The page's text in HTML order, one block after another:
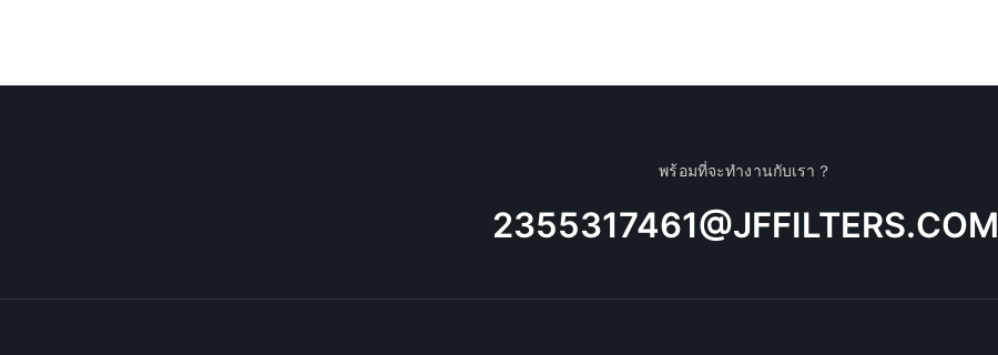
พร้อมที่จะทำงานกับเรา？
2355317461@JFFILTERS.COM